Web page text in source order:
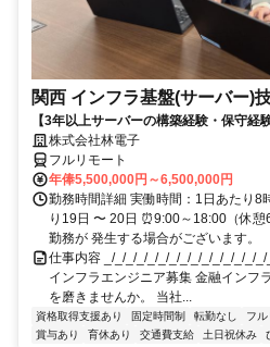
関西 インフラ基盤(サーバー)
【3年以上サーバーの構築経験・保守経
株式会社林電子
フルリモート
年俸5,500,000円～6,500,000円
勤務時間詳細 実働時間：1日あたり8
り19日 〜 20日 ⏰9:00～18:00（休
勤務が 発生する場合がございます。
仕事内容 _/_/_/_/_/_/_/_/_/_/_/_/_/_/
インフラエンジニア募集 金融インフ
を磨きませんか。 当社...
資格取得支援あり 固定時間制 転勤なし フル
賞与あり
育休あり 交通費支給 土日祝休み